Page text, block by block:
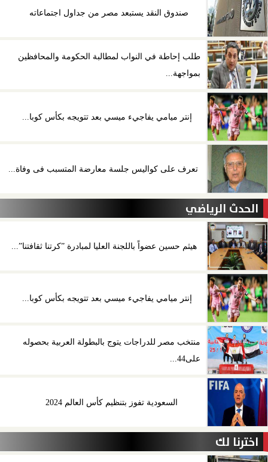
صندوق النقد يستبعد مصر من جداول اجتماعاته
طلب إحاطة في النواب لمطالبة الحكومة والمحافظين
بمواجهة...
إنتر ميامي يفاجيء ميسي بعد تتويجه بكأس كوبا...
تعرف على كواليس جلسة معارضة المتسبب فى وفاة...
الحدث الرياضي
هيثم حسين عضواً باللجنة العليا لمبادرة ”كرتنا ثقافتنا”...
إنتر ميامي يفاجيء ميسي بعد تتويجه بكأس كوبا...
منتخب مصر للدراجات يتوج بالبطولة العربية بحصوله
على44...
السعودية تفوز بتنظيم كأس العالم 2024
اخترنا لك